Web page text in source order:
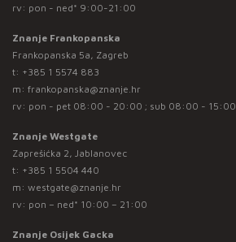
rv: pon - ned* 9:00-21:00
Znanje Frankopanska
Frankopanska 5a, Zagreb
t: +385 1 5574 883
m: frankopanska@znanje.hr
rv: pon - pet 08:00 - 20:00 ; sub 08:00 - 15:00
Znanje Westgate
Zaprešićka 2, Jablanovec
t: +385 1 5504 440
m: westgate@znanje.hr
rv: pon – ned* 10:00 – 21:00
Znanje Osijek Gacka